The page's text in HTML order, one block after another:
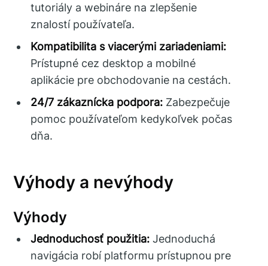
tutoriály a webináre na zlepšenie
znalostí používateľa.
Kompatibilita s viacerými zariadeniami:
Prístupné cez desktop a mobilné
aplikácie pre obchodovanie na cestách.
24/7 zákaznícka podpora: Zabezpečuje
pomoc používateľom kedykoľvek počas
dňa.
Výhody a nevýhody
Výhody
Jednoduchosť použitia: Jednoduchá
navigácia robí platformu prístupnou pre